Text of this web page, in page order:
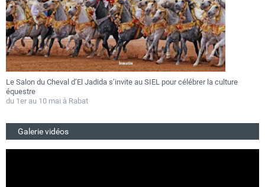
Le Salon du Cheval d’El Jadida s’invite au SIEL pour célébrer la culture
équestre
du 1er au 10 mai à Rabat
Galerie vidéos